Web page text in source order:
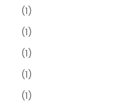
(1)
(1)
(1)
(1)
(1)